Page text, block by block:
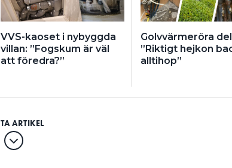
VVS-kaoset i nybyggda
villan: ”Fogskum är väl
att föredra?”
Golvvärmeröra
”Riktigt hejkon
alltihop”